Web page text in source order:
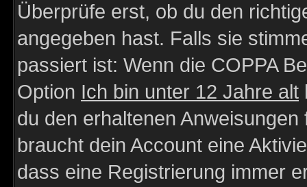
Überprüfe erst, ob du den
angegeben hast. Falls sie
passiert ist: Wenn die COPPA
Option Ich bin unter 12 Jahre alt
du den erhaltenen
braucht dein Account eine
dass eine Registrierung immer